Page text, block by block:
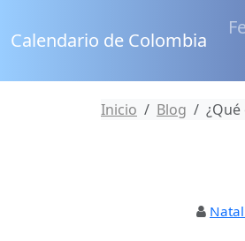
Calendario de Colombia
Inicio Blog